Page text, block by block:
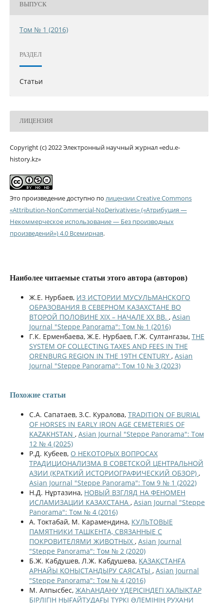
ВЫПУСК
Том № 1 (2016)
РАЗДЕЛ
Статьи
ЛИЦЕНЗИЯ
Copyright (c) 2022 Электронный научный журнал «edu.e-
history.kz»
Это произведение доступно по лицензии Creative Commons
«Attribution-NonCommercial-NoDerivatives» («Атрибуция —
Некоммерческое использование — Без производных
произведений») 4.0 Всемирная.
Наиболее читаемые статьи этого автора (авторов)
Ж.Е. Нурбаев, ИЗ ИСТОРИИ МУСУЛЬМАНСКОГО
ОБРАЗОВАНИЯ В СЕВЕРНОМ КАЗАХСТАНЕ ВО
ВТОРОЙ ПОЛОВИНЕ XIX – НАЧАЛЕ XX ВВ. , Asian
Journal "Steppe Panorama": Том № 1 (2016)
Г.К. Ерменбаева, Ж.Е. Нурбаев, Г.Ж. Султангазы, THE
SYSTEM OF COLLECTING TAXES AND FEES IN THE
ORENBURG REGION IN THE 19TH CENTURY , Asian
Journal "Steppe Panorama": Том 10 № 3 (2023)
Похожие статьи
С.А. Сапатаев, З.С. Куралова, TRADITION OF BURIAL
OF HORSES IN EARLY IRON AGE CEMETERIES OF
KAZAKHSTAN , Asian Journal "Steppe Panorama": Том
12 № 4 (2025)
Р.Д. Кубеев, О НЕКОТОРЫХ ВОПРОСАХ
ТРАДИЦИОНАЛИЗМА В СОВЕТСКОЙ ЦЕНТРАЛЬНОЙ
АЗИИ (КРАТКИЙ ИСТОРИОГРАФИЧЕСКИЙ ОБЗОР) ,
Asian Journal "Steppe Panorama": Том 9 № 1 (2022)
Н.Д. Нұртазина, НОВЫЙ ВЗГЛЯД НА ФЕНОМЕН
ИСЛАМИЗАЦИИ КАЗАХСТАНА , Asian Journal "Steppe
Panorama": Том № 4 (2016)
А. Токтабай, М. Карамендина, КУЛЬТОВЫЕ
ПАМЯТНИКИ ТАШКЕНТА, СВЯЗАННЫЕ С
ПОКРОВИТЕЛЯМИ ЖИВОТНЫХ , Asian Journal
"Steppe Panorama": Том № 2 (2020)
Б.Ж. Кабдушев, Л.Ж. Кабдушева, ҚАЗАҚСТАНҒА
АРНАЙЫ ҚОНЫСТАНДЫРУ САЯСАТЫ , Asian Journal
"Steppe Panorama": Том № 4 (2016)
М. Алпысбес, ЖАҺАНДАНУ ҮДЕРІСІНДЕГІ ХАЛЫҚТАР
БІРЛІГІН НЫҒАЙТУДАҒЫ ТҮРКІ ƏЛЕМІНІҢ РУХАНИ